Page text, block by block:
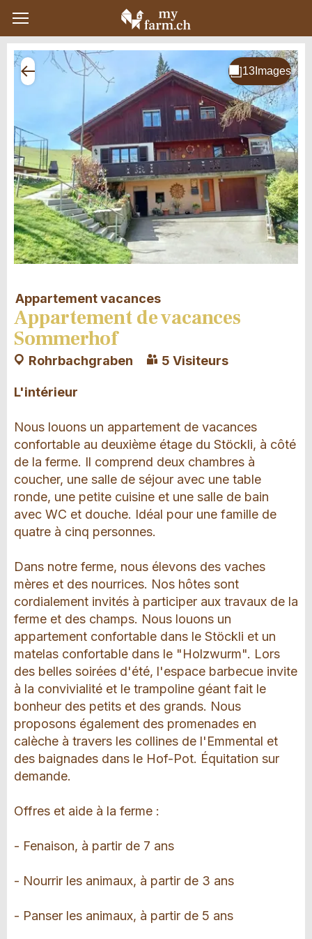
Appartement vacances
Appartement de vacances
Sommerhof
Rohrbachgraben 5 Visiteurs
L'intérieur
Nous louons un appartement de vacances
confortable au deuxième étage du Stöckli, à côté
de la ferme. Il comprend deux chambres à
coucher, une salle de séjour avec une table
ronde, une petite cuisine et une salle de bain
avec WC et douche. Idéal pour une famille de
quatre à cinq personnes.
Dans notre ferme, nous élevons des vaches
mères et des nourrices. Nos hôtes sont
cordialement invités à participer aux travaux de la
ferme et des champs. Nous louons un
appartement confortable dans le Stöckli et un
matelas confortable dans le "Holzwurm". Lors
des belles soirées d'été, l'espace barbecue invite
à la convivialité et le trampoline géant fait le
bonheur des petits et des grands. Nous
proposons également des promenades en
calèche à travers les collines de l'Emmental et
des baignades dans le Hof-Pot. Équitation sur
demande.
Offres et aide à la ferme :
- Fenaison, à partir de 7 ans
- Nourrir les animaux, à partir de 3 ans
- Panser les animaux, à partir de 5 ans